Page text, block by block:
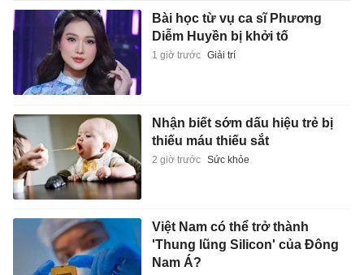
Bài học từ vụ ca sĩ Phương
Diễm Huyền bị khởi tố
1 giờ trước Giải trí
Nhận biết sớm dấu hiệu trẻ bị
thiếu máu thiếu sắt
2 giờ trước Sức khỏe
Việt Nam có thể trở thành
'Thung lũng Silicon' của Đông
Nam Á?